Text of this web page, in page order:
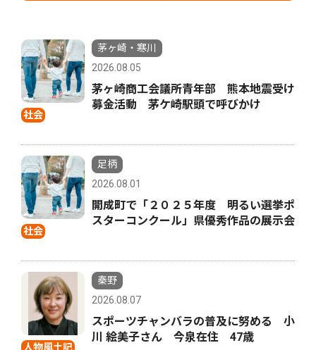
社会
茅ヶ崎・寒川
2026.08.05
茅ヶ崎商工会議所青年部 熊本地震受け
募金活動 茅ケ崎駅頭で呼びかけ
社会
足柄
2026.08.01
開成町で「２０２５年度 明るい選挙ポ
スターコンクール」県優秀作品の展示会
人物風土記
秦野
2026.08.07
スポーツチャンバラの普及に努める 小
川 絵美子さん 今泉在住 47歳